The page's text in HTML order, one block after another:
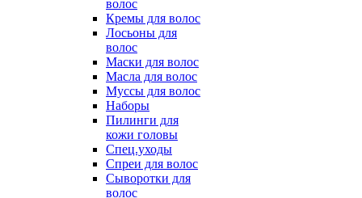
волос
Кремы для волос
Лосьоны для
волос
Маски для волос
Масла для волос
Муссы для волос
Наборы
Пилинги для
кожи головы
Спец.уходы
Спреи для волос
Сыворотки для
волос